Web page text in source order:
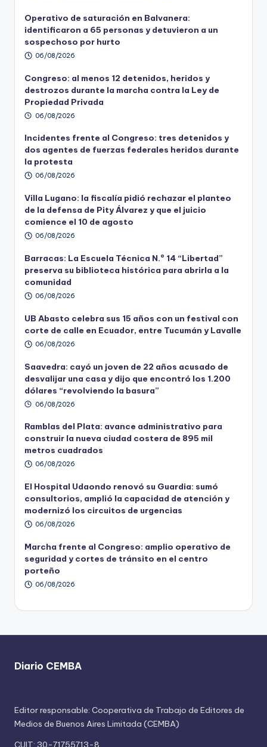
Operativo de saturación en Balvanera:
identificaron a 65 personas y detuvieron a un
sospechoso por hurto
06/08/2026
Congreso: al menos 12 detenidos, heridos y
destrozos durante la marcha contra la Ley de
Propiedad Privada
06/08/2026
Incidentes frente al Congreso: tres detenidos y
dos agentes de fuerzas federales heridos durante
la protesta
06/08/2026
Villa Lugano: la fiscalía pidió rechazar el planteo
de la defensa de Pity Álvarez y que el juicio
comience el 10 de agosto
06/08/2026
Barracas: La Escuela Técnica N.º 14 “Libertad”
preserva su biblioteca histórica para abrirla a la
comunidad
06/08/2026
UB Abasto celebra sus 15 años con un festival con
corte de calle en Ecuador, entre Tucumán y Lavalle
06/08/2026
Saavedra: cayó un joven de 22 años acusado de
desvalijar una casa y dijo que encontró los 1.200
dólares “revolviendo la basura”
06/08/2026
Ramblas del Plata: avance administrativo para
construir la nueva ciudad costera de 895 mil
metros cuadrados
06/08/2026
El Hospital Udaondo renovó su Guardia: sumó
consultorios, amplió la capacidad de atención y
modernizó los circuitos de urgencias
06/08/2026
Marcha frente al Congreso: amplio operativo de
seguridad y cortes de tránsito en el centro
porteño
06/08/2026
Diario CEMBA
Editor responsable: Cooperativa de Trabajo de Editores de
Medios de Buenos Aires Limitada (CEMBA)
CUIT: 30-71755713-8